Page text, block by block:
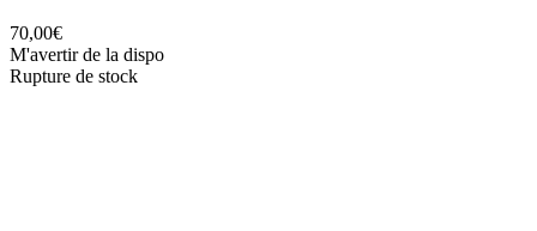
70,00€
M'avertir de la dispo
Rupture de stock